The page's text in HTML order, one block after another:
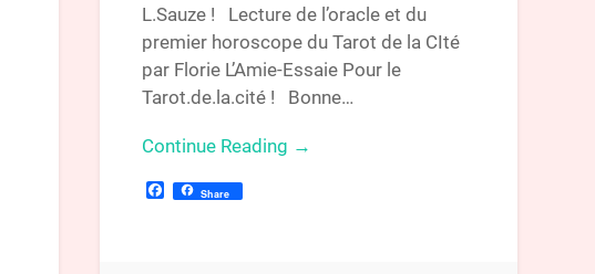
L.Sauze ! Lecture de l’oracle et du
premier horoscope du Tarot de la CIté
par Florie L’Amie-Essaie Pour le
Tarot.de.la.cité ! Bonne…
Continue Reading →
Facebook
Share